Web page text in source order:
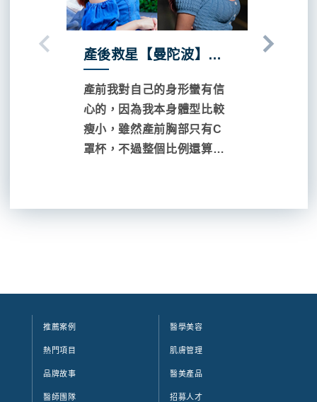
產後救星【曼陀波】超
美二寶媽： 隆乳趁早
做！享受更多美麗時
光！
產前我對自己的身形蠻有信
心的，因為我本身體型比較
瘦小，雖然產前胸部只有C
罩杯，不過整個比例還算滿
氣球，上胸沒有肉，又乾又
不惑之
上比基
推薦案例
熱門項目
品牌故事
醫師團隊
醫學美容
肌膚管理
醫美產品
招募人才